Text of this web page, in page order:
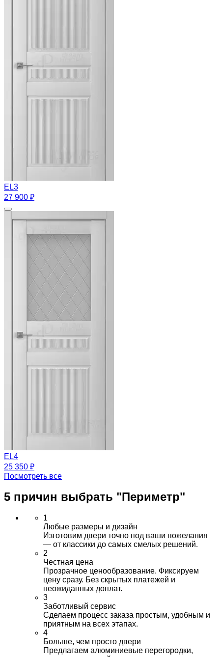
EL3
27 900 ₽
EL4
25 350 ₽
Посмотреть все
5 причин выбрать "Периметр"
1
Любые размеры и дизайн
Изготовим двери точно под ваши пожелания
— от классики до самых смелых решений.
2
Честная цена
Прозрачное ценообразование. Фиксируем
цену сразу. Без скрытых платежей и
неожиданных доплат.
3
Заботливый сервис
Сделаем процесс заказа простым, удобным и
приятным на всех этапах.
4
Больше, чем просто двери
Предлагаем алюминиевые перегородки,